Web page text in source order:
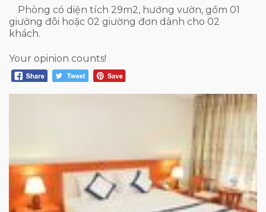
Phòng có diện tích 29m2, hướng vườn, gồm 01
giường đôi hoặc 02 giường đơn dành cho 02
khách.
Your opinion counts!